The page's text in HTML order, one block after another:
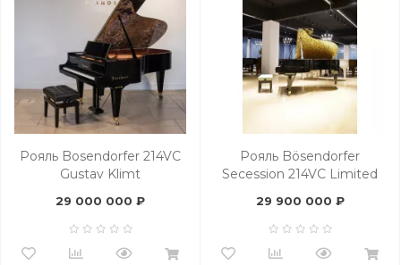
Рояль Bosendorfer 214VC
Gustav Klimt
29 000 000 ₽
Рояль Bösendorfer
Secession 214VC Limited
29 900 000 ₽